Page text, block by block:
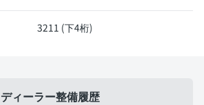
3211 (下4桁)
ディーラー整備履歴